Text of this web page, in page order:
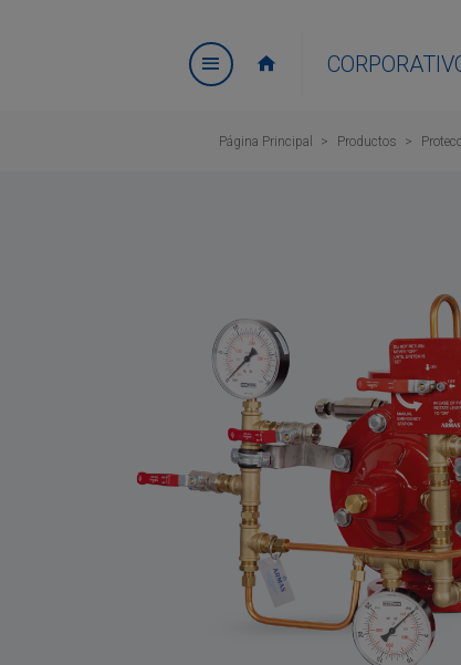
Página Principal Productos